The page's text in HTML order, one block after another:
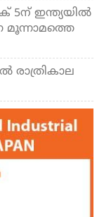
5ന് ഇന്ത്യയില്‍
രാത്രികാല